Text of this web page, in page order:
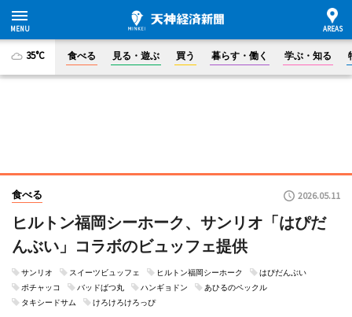
35°C 食べる 見る・遊ぶ 買う 暮らす・働く 学ぶ・知る
食べる 2026.05.11
ヒルトン福岡シーホーク、サンリオ「はぴだ
んぶい」コラボのビュッフェ提供
サンリオ スイーツビュッフェ ヒルトン福岡シーホーク
はぴだんぶい
ポチャッコ
バッドばつ丸 ハンギョドン
あひるのペックル
タキシードサム
けろけろけろっぴ